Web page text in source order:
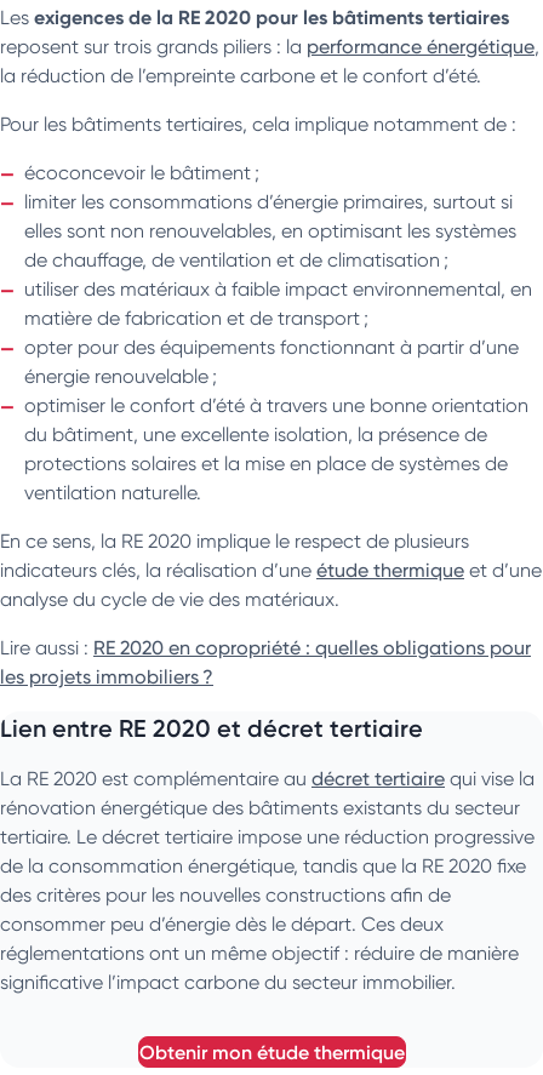
Les exigences de la RE 2020 pour les bâtiments tertiaires
reposent sur trois grands piliers : la performance énergétique,
la réduction de l’empreinte carbone et le confort d’été.
Pour les bâtiments tertiaires, cela implique notamment de :
écoconcevoir le bâtiment ;
limiter les consommations d’énergie primaires, surtout si
elles sont non renouvelables, en optimisant les systèmes
de chauffage, de ventilation et de climatisation ;
utiliser des matériaux à faible impact environnemental, en
matière de fabrication et de transport ;
opter pour des équipements fonctionnant à partir d’une
énergie renouvelable ;
optimiser le confort d’été à travers une bonne orientation
du bâtiment, une excellente isolation, la présence de
protections solaires et la mise en place de systèmes de
ventilation naturelle.
En ce sens, la RE 2020 implique le respect de plusieurs
indicateurs clés, la réalisation d’une étude thermique et d’une
analyse du cycle de vie des matériaux.
Lire aussi : RE 2020 en copropriété : quelles obligations pour
les projets immobiliers ?
Lien entre RE 2020 et décret tertiaire
La RE 2020 est complémentaire au décret tertiaire qui vise la
rénovation énergétique des bâtiments existants du secteur
tertiaire. Le décret tertiaire impose une réduction progressive
de la consommation énergétique, tandis que la RE 2020 fixe
des critères pour les nouvelles constructions afin de
consommer peu d’énergie dès le départ. Ces deux
réglementations ont un même objectif : réduire de manière
significative l’impact carbone du secteur immobilier.
obtenir mon étude thermique